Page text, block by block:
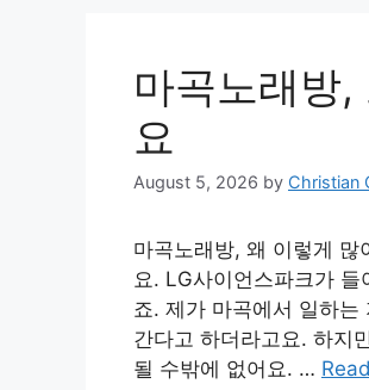
마곡노래방,
요
August 5, 2026 by Christian
마곡노래방, 왜 이렇게
요. LG사이언스파크가
죠. 제가 마곡에서 일하
간다고 하더라고요. 하지
될 수밖에 없어요. …